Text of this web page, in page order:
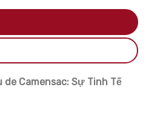
Camensac: Sự Tinh Tế